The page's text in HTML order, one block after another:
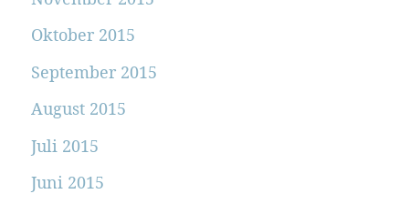
Oktober 2015
September 2015
August 2015
Juli 2015
Juni 2015